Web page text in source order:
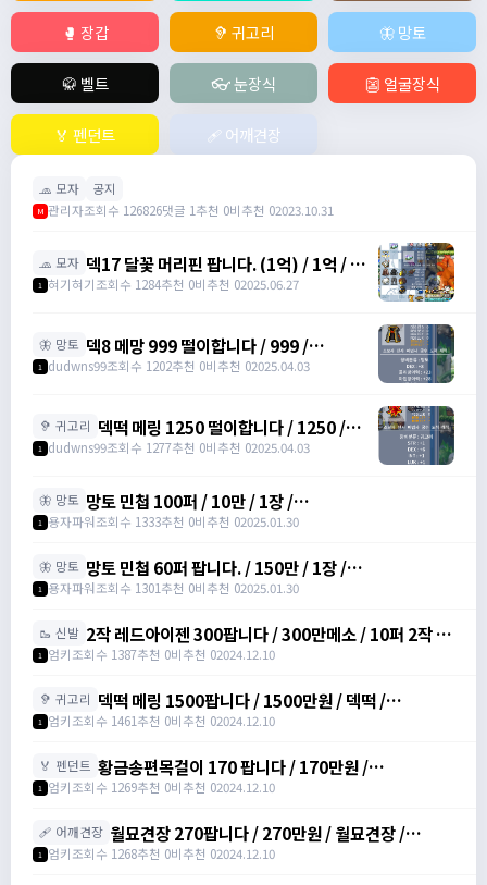
🥊 장갑 🦻 귀고리 🦋 망토
🥋 벨트 👓 눈장식 👺 얼굴장식
🏅 펜던트 🩹 어깨견장
🧢 모자 공지
M 관리자조회수 126826댓글 1추천 0비추천 02023.10.31
🧢 모자 덱17 달꽃 머리핀 팝니다. (1억) / 1억 / 덱
17 달꽃 머리핀 (완작) 싸게넘깁니다. /
1 혀기혀기조회수 1284추천 0비추천 02025.06.27
🦋 망토 덱8 메망 999 떨이합니다 / 999 /
https://open.kakao.com/o/gHP3Pfph
https://open.kakao.com/o/gHP3Pfph
1 dudwns99조회수 1202추천 0비추천 02025.04.03
🦻 귀고리 덱떡 메링 1250 떨이합니다 / 1250 /
https://open.kakao.com/o/gHP3Pfph
1 dudwns99조회수 1277추천 0비추천 02025.04.03
🦋 망토 망토 민첩 100퍼 / 10만 / 1장 /
https://open.kakao.com/o/gHVyhk2f
1 용자파워조회수 1333추천 0비추천 02025.01.30
🦋 망토 망토 민첩 60퍼 팝니다. / 150만 / 1장 /
https://open.kakao.com/o/gHVyhk2f
1 용자파워조회수 1301추천 0비추천 02025.01.30
🥾 신발 2작 레드아이젠 300팝니다 / 300만메소 / 10퍼 2작 /
https://open.kakao.com/o/srDmv3Wf
1 엄키조회수 1387추천 0비추천 02024.12.10
🦻 귀고리 덱떡 메링 1500팝니다 / 1500만원 / 덱떡 /
https://open.kakao.com/o/srDmv3Wf
1 엄키조회수 1461추천 0비추천 02024.12.10
🏅 펜던트 황금송편목걸이 170 팝니다 / 170만원 /
https://open.kakao.com/o/srDmv3Wf
1 엄키조회수 1269추천 0비추천 02024.12.10
🩹 어깨견장 월묘견장 270팝니다 / 270만원 / 월묘견장 /
https://open.kakao.com/o/srDmv3Wf
1 엄키조회수 1268추천 0비추천 02024.12.10